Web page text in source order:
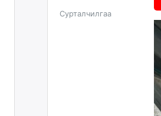
Сурталчилгаа